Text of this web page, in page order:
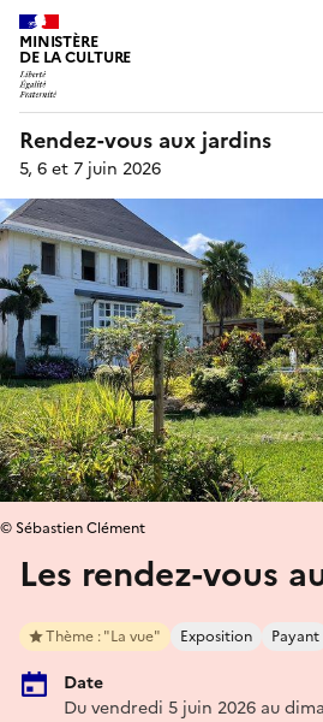
MINISTÈRE
DE LA CULTURE
Rendez-vous aux jardins
5, 6 et 7 juin 2026
Les rendez-vous
Thème : "La vue" Exposition Payant
Date
Du vendredi 5 juin 2026 au
© Sébastien Clément